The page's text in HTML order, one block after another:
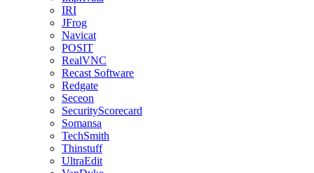
IRI
JFrog
Navicat
POSIT
RealVNC
Recast Software
Redgate
Seceon
SecurityScorecard
Somansa
TechSmith
Thinstuff
UltraEdit